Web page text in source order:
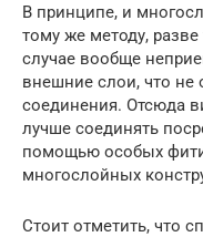
В принципе, и
тому же методу,
случае вообще
внешние слои, что не
соединения. Отсюда
лучше соединять
помощью особых
многослойных
Стоит отметить, что